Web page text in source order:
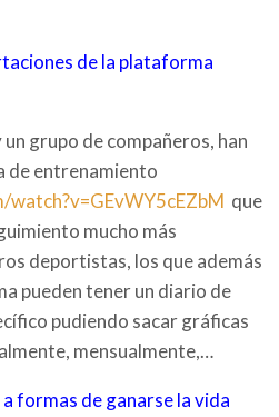
de la plataforma
grupo de compañeros, han
de entrenamiento
que
mucho más
deportistas, los que además
pueden tener un diario de
pudiendo sacar gráficas
mensualmente,…
formas de ganarse la vida